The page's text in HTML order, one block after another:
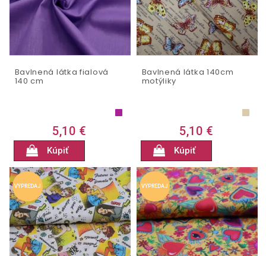
Bavlnená látka fialová
140 cm
5,10 €
Kúpiť
Bavlnená látka 140cm
motýliky
5,10 €
Kúpiť
VÝPREDAJ VÝPREDAJ